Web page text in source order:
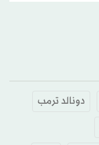
دونالد ترمب